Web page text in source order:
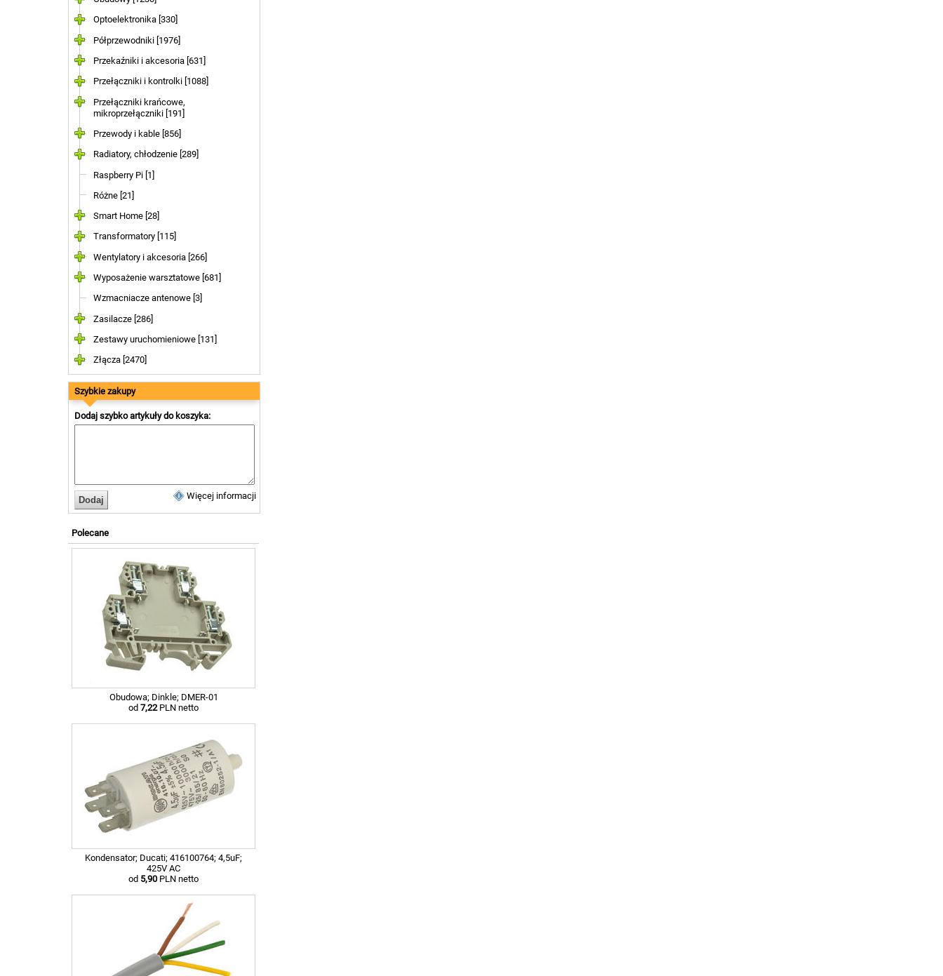
Optoelektronika [330]
Półprzewodniki [1976]
Przekaźniki i akcesoria [631]
Przełączniki i kontrolki [1088]
Przełączniki krańcowe,
mikroprzełączniki [191]
Przewody i kable [856]
Radiatory, chłodzenie [289]
Raspberry Pi [1]
Różne [21]
Smart Home [28]
Transformatory [115]
Wentylatory i akcesoria [266]
Wyposażenie warsztatowe [681]
Wzmacniacze antenowe [3]
Zasilacze [286]
Zestawy uruchomieniowe [131]
Złącza [2470]
Szybkie zakupy
Dodaj szybko artykuły do koszyka:
Więcej informacji
Polecane
Obudowa; Dinkle; DMER-01
od 7,22PLN netto
Kondensator; Ducati; 416100764; 4,5uF;
425V AC
od 5,90 PLN netto